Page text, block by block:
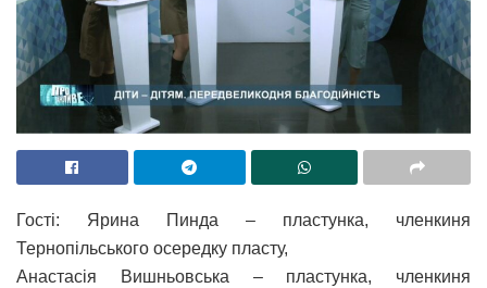
Гості: Ярина Пинда – пластунка, членкиня
Тернопільського осередку пласту,
Анастасія Вишньовська – пластунка, членкиня